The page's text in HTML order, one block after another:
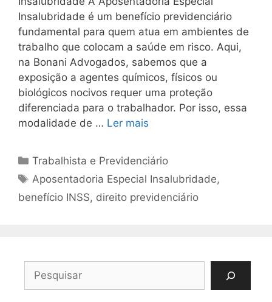
Insalubridade é um benefício previdenciário
fundamental para quem atua em ambientes de
trabalho que colocam a saúde em risco. Aqui,
na Bonani Advogados, sabemos que a
exposição a agentes químicos, físicos ou
biológicos nocivos requer uma proteção
diferenciada para o trabalhador. Por isso, essa
modalidade de … Ler mais
Categorias
Trabalhista e Previdenciário
Tags
Aposentadoria Especial Insalubridade,
benefício INSS, direito previdenciário
Pesquisar